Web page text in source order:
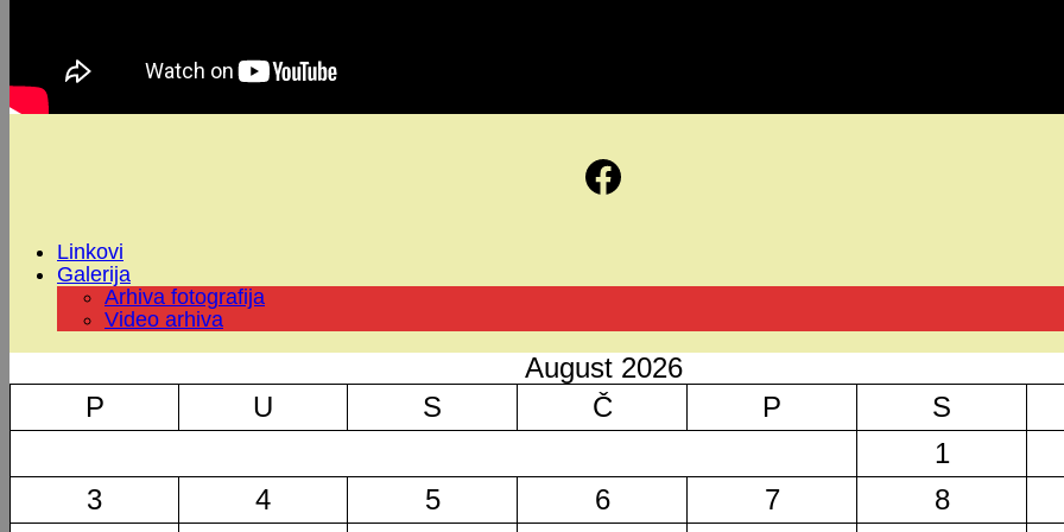
Facebook
Linkovi
Galerija
Arhiva fotografija
Video arhiva
August 2026
P
U S Č P S
1
3
4 5 6 7 8